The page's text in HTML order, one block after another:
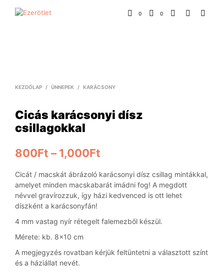
0 0
KEZDŐLAP / ÜNNEPEK / KARÁCSONY
Cicás karácsonyi dísz
csillagokkal
800Ft – 1,000Ft
Cicát / macskát ábrázoló karácsonyi dísz csillag mintákkal,
amelyet minden macskabarát imádni fog! A megdott
névvel gravírozzuk, így házi kedvenced is ott lehet
díszként a karácsonyfán!
4 mm vastag nyír rétegelt falemezből készül.
Mérete: kb. 8×10 cm
A megjegyzés rovatban kérjük feltüntetni a választott színt
és a háziállat nevét.